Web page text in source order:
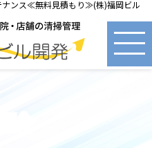
ナンス≪無料見積もり≫(株)福岡ビル
介